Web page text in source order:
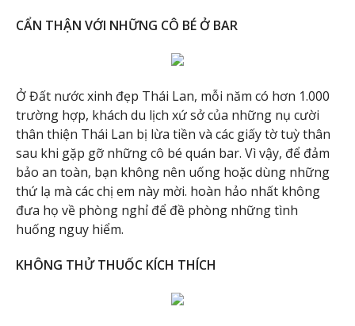
CẨN THẬN VỚI NHỮNG CÔ BÉ Ở BAR
Ở Đất nước xinh đẹp Thái Lan, mỗi năm có hơn 1.000
trường hợp, khách du lịch xứ sở của những nụ cười
thân thiện Thái Lan bị lừa tiền và các giấy tờ tuỳ thân
sau khi gặp gỡ những cô bé quán bar. Vì vậy, để đảm
bảo an toàn, bạn không nên uống hoặc dùng những
thứ lạ mà các chị em này mời. hoàn hảo nhất không
đưa họ về phòng nghỉ để đề phòng những tình
huống nguy hiểm.
KHÔNG THỬ THUỐC KÍCH THÍCH